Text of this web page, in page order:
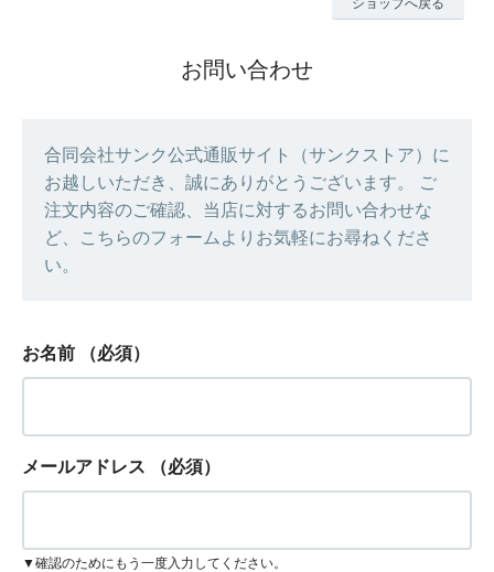
ショップへ戻る
お問い合わせ
合同会社サンク公式通販サイト（サンクストア）に
お越しいただき、誠にありがとうございます。 ご
注文内容のご確認、当店に対するお問い合わせな
ど、こちらのフォームよりお気軽にお尋ねくださ
い。
お名前 （必須）
メールアドレス （必須）
▼確認のためにもう一度入力してください。